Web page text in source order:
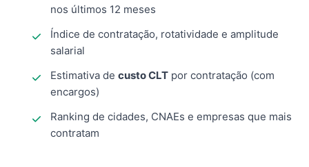
nos últimos 12 meses
Índice de contratação, rotatividade e amplitude
salarial
Estimativa de custo CLT por contratação (com
encargos)
Ranking de cidades, CNAEs e empresas que mais
contratam